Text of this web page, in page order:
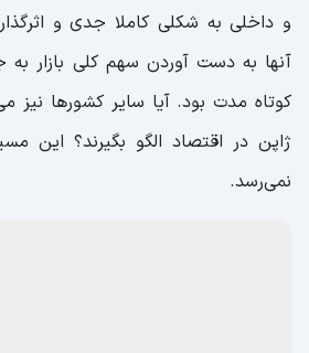
و داخلی به شکلی کاملا جدی و
آنها به دست آوردن سهم کلی بازار
کوتاه مدت بود. آیا سایر کشورها نیز
ژاپن در اقتصاد الگو بگیرند؟ این
نمی‌رسد.